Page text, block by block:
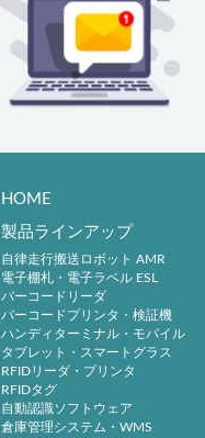
HOME
製品ラインアップ
自律走行搬送ロボット AMR
電子棚札・電子ラベル ESL
バーコードリーダ
バーコードプリンタ・検証機
ハンディターミナル・モバイル
タブレット・スマートグラス
RFIDリーダ・プリンタ
RFIDタグ
自動認識ソフトウェア
倉庫管理システム・WMS